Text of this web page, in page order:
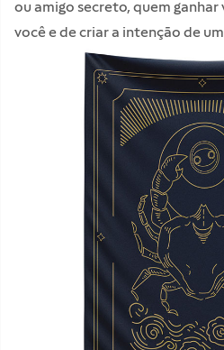
ou amigo secreto, quem
você e de criar a intenção de